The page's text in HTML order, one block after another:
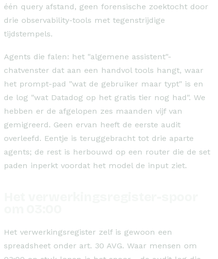
één query afstand, geen forensische zoektocht door
drie observability-tools met tegenstrijdige
tijdstempels.
Agents die falen: het "algemene assistent"-
chatvenster dat aan een handvol tools hangt, waar
het prompt-pad "wat de gebruiker maar typt" is en
de log "wat Datadog op het gratis tier nog had". We
hebben er de afgelopen zes maanden vijf van
gemigreerd. Geen ervan heeft de eerste audit
overleefd. Eentje is teruggebracht tot drie aparte
agents; de rest is herbouwd op een router die de set
paden inperkt voordat het model de input ziet.
Het verwerkingsregister zelf is gewoon een
spreadsheet onder art. 30 AVG. Waar mensen om